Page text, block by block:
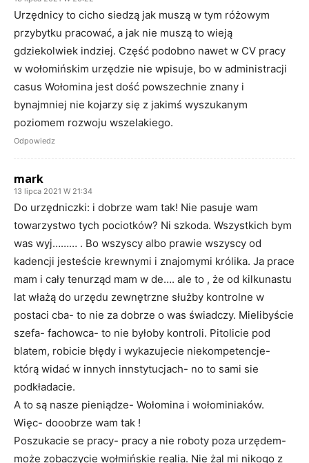
Urzędnicy to cicho siedzą jak muszą w tym różowym
przybytku pracować, a jak nie muszą to wieją
gdziekolwiek indziej. Część podobno nawet w CV pracy
w wołomińskim urzędzie nie wpisuje, bo w administracji
casus Wołomina jest dość powszechnie znany i
bynajmniej nie kojarzy się z jakimś wyszukanym
poziomem rozwoju wszelakiego.
Odpowiedz
mark
13 lipca 2021 W 21:34
Do urzędniczki: i dobrze wam tak! Nie pasuje wam
towarzystwo tych pociotków? Ni szkoda. Wszystkich bym
was wyj……… . Bo wszyscy albo prawie wszyscy od
kadencji jesteście krewnymi i znajomymi królika. Ja prace
mam i cały tenurząd mam w de…. ale to , że od kilkunastu
lat włażą do urzędu zewnętrzne służby kontrolne w
postaci cba- to nie za dobrze o was świadczy. Mielibyście
szefa- fachowca- to nie byłoby kontroli. Pitolicie pod
blatem, robicie błędy i wykazujecie niekompetencje-
którą widać w innych innstytucjach- no to sami sie
podkładacie.
A to są nasze pieniądze- Wołomina i wołominiaków.
Więc- dooobrze wam tak !
Poszukacie se pracy- pracy a nie roboty poza urzędem-
może zobaczycie wołmińskie realia. Nie żal mi nikogo z